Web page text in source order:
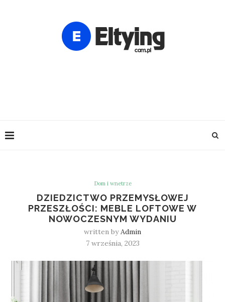
Dom i wnetrze
DZIEDZICTWO PRZEMYSŁOWEJ
PRZESZŁOŚCI: MEBLE LOFTOWE W
NOWOCZESNYM WYDANIU
written byAdmin
7 września, 2023